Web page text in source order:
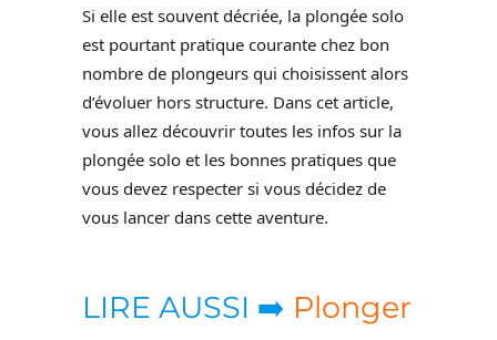
Si elle est souvent décriée, la plongée solo
est pourtant pratique courante chez bon
nombre de plongeurs qui choisissent alors
d’évoluer hors structure. Dans cet article,
vous allez découvrir toutes les infos sur la
plongée solo et les bonnes pratiques que
vous devez respecter si vous décidez de
vous lancer dans cette aventure.
LIRE AUSSI ➡️ Plonger